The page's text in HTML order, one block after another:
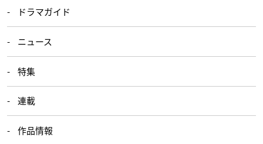
ドラマガイド
ニュース
特集
連載
作品情報